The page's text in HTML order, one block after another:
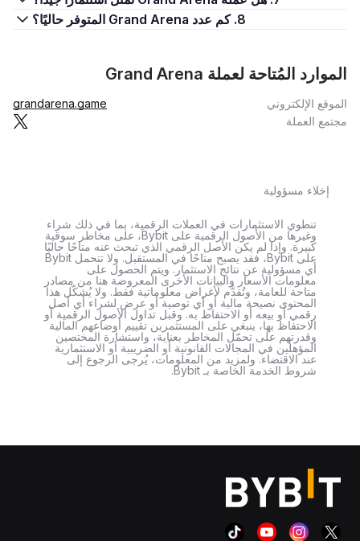
8. كم عدد Grand Arena المتوفر حاليًا؟
الموارد المُتاحة لعملة Grand Arena
الموقع الإلكتروني
grandarena.game
مجتمع العملة
إخلاء مسؤولية
تنطوي الاستثمارات في العملات الرقمية، بما في ذلك شراء
وغيرها من الأصول الرقمية على Bybit، على مخاطر سوقية
كبيرة. وإذا لم يكن الأصل الرقمي الذي تبحث عنه متاحًا حاليًا
على Bybit، فقد يصبح متاحًا في المستقبل. ولا تتحمل Bybit
أي مسؤولية عن نتائج الاستثمار. ويتم الحصول على
معلومات الأسعار والبيانات الأخرى المعروضة هنا من مصادر
متاحة للعامة، وتُقدَّم لأغراض معلوماتية فقط. ولا يُشكّل هذا
المحتوى نصيحة مالية أو أي توصية أو عرض لشراء أي أصل
رقمي أو بيعه أو الاحتفاظ به. وقبل تداول الأصول الرقمية أو
الاحتفاظ بها، ينبغي على المستثمرين تقييم أوضاعهم المالية
وقدرتهم على تحمّل المخاطر بعناية، واستشارة المختصين
المؤهلين في المجالات القانونية أو الضريبية أو الاستثمارية
عند الاقتضاء. ولمزيد من المعلومات، يُرجى الرجوع إلى
شروط الخدمة الخاصة بـ Bybit.